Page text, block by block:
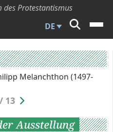
des Protestantismus
DE
Melanchthon (1497-
13
Ausstellung